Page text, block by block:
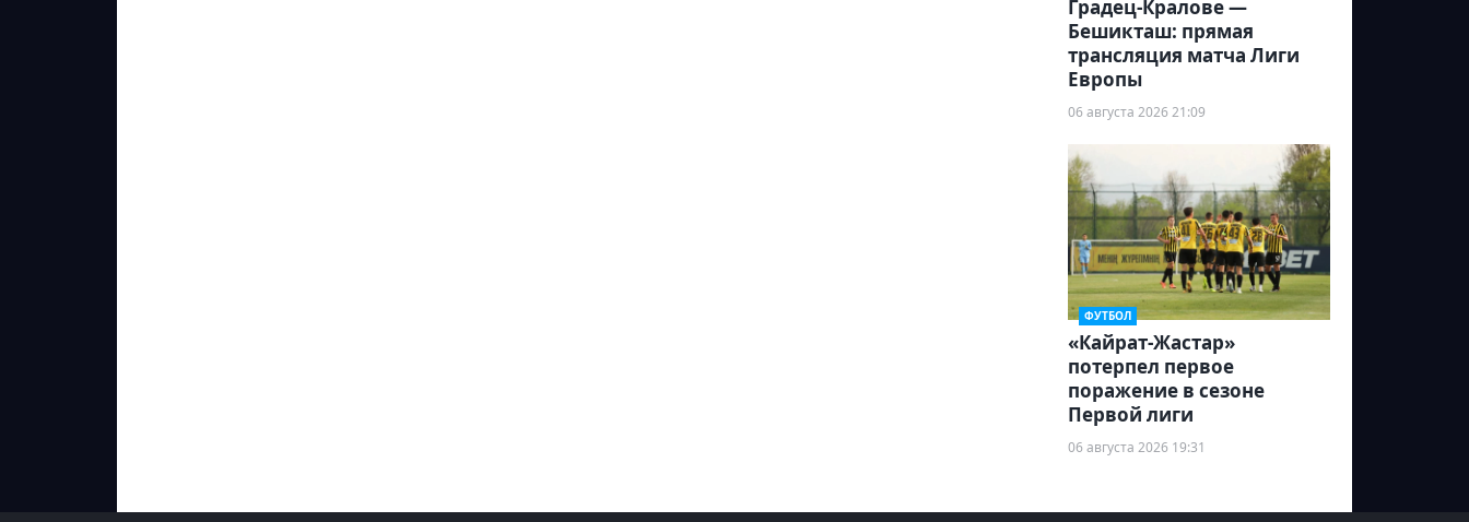
Градец-Кралове —
Бешикташ: прямая
трансляция матча Лиги
Европы
06 августа 2026 21:09
ФУТБОЛ
«Кайрат-Жастар»
потерпел первое
поражение в сезоне
Первой лиги
06 августа 2026 19:31